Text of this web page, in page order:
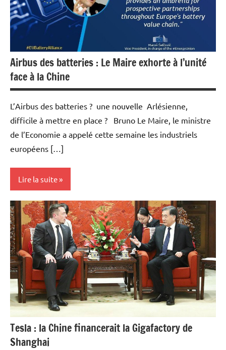
Airbus des batteries : Le Maire exhorte à l’unité
face à la Chine
L’Airbus des batteries ? une nouvelle Arlésienne,
difficile à mettre en place ? Bruno Le Maire, le ministre
de l’Economie a appelé cette semaine les industriels
européens […]
Lire la suite
Actualités
Aéronautique
Automobile
Economie
Energies
Tesla : la Chine financerait la Gigafactory de
Shanghai